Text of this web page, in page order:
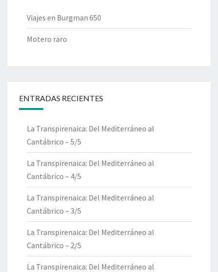
Viajes en Burgman 650
Motero raro
ENTRADAS RECIENTES
La Transpirenaica: Del Mediterráneo al
Cantábrico – 5/5
La Transpirenaica: Del Mediterráneo al
Cantábrico – 4/5
La Transpirenaica: Del Mediterráneo al
Cantábrico – 3/5
La Transpirenaica: Del Mediterráneo al
Cantábrico – 2/5
La Transpirenaica: Del Mediterráneo al